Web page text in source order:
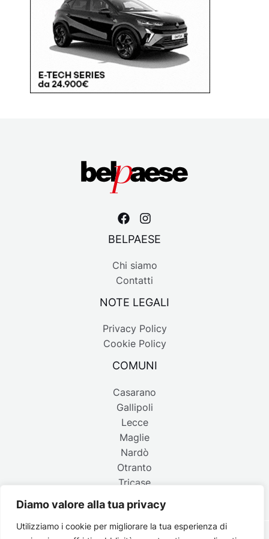
Diamo valore alla tua privacy
Utilizziamo i cookie per migliorare la tua esperienza di
BELPAESE
Chi siamo
Contatti
NOTE LEGALI
Privacy Policy
Cookie Policy
COMUNI
Casarano
Gallipoli
Lecce
Maglie
Nardò
Otranto
Tricase